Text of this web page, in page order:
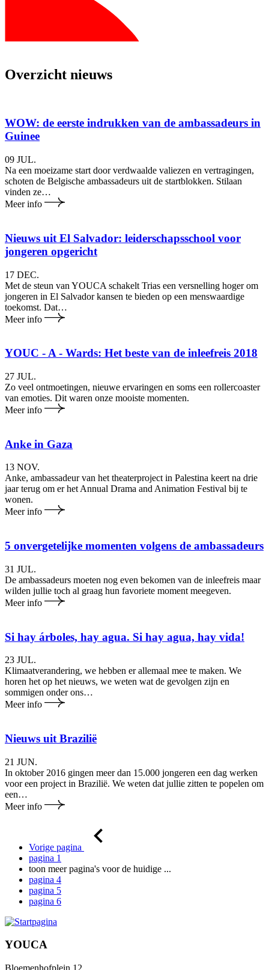
Overzicht nieuws
WOW: de eerste indrukken van de am­bas­sa­deurs in
Guinee
09 JUL.
Na een moeizame start door verdwaalde valiezen en vertragingen,
schoten de Belgische ambassadeurs uit de startblokken. Stilaan
vinden ze…
Meer info
Nieuws uit El Salvador: lei­der­schaps­school voor
jongeren opgericht
17 DEC.
Met de steun van YOUCA schakelt Trias een versnelling hoger om
jongeren in El Salvador kansen te bieden op een menswaardige
toekomst. Dat…
Meer info
YOUC - A - Wards: Het beste van de inleefreis 2018
27 JUL.
Zo veel ontmoetingen, nieuwe ervaringen en soms een rollercoaster
van emoties. Dit waren onze mooiste momenten.
Meer info
Anke in Gaza
13 NOV.
Anke, ambassadeur van het theaterproject in Palestina keert na drie
jaar terug om er het Annual Drama and Animation Festival bij te
wonen.
Meer info
5 on­ver­ge­te­lij­ke momenten volgens de am­bas­sa­deurs
31 JUL.
De ambassadeurs moeten nog even bekomen van de inleefreis maar
wilden jullie toch al graag hun favoriete moment meegeven.
Meer info
Si hay árboles, hay agua. Si hay agua, hay vida!
23 JUL.
Klimaatverandering, we hebben er allemaal mee te maken. We
horen het op het nieuws, we weten wat de gevolgen zijn en
sommigen onder ons…
Meer info
Nieuws uit Brazilië
21 JUN.
In oktober 2016 gingen meer dan 15.000 jongeren een dag werken
voor een project in Brazilië. We weten dat jullie zitten te popelen om
een…
Meer info
Vorige pagina
pagina 1
toon meer pagina's voor de huidige ...
pagina 4
pagina 5
pagina 6
YOUCA